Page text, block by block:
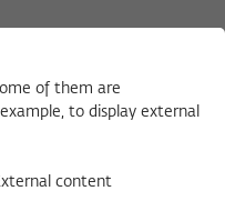
of them are
to display external
content